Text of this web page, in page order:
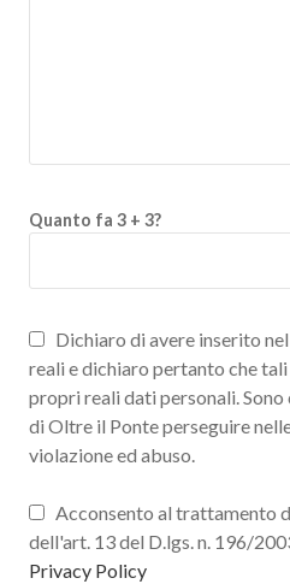
Quanto fa 3 + 3?
Dichiaro di avere inserito
reali e dichiaro pertanto che
propri reali dati personali.
di Oltre il Ponte perseguire
violazione ed abuso.
Acconsento al trattamento
dell'art. 13 del D.lgs. n. 196/
Privacy Policy